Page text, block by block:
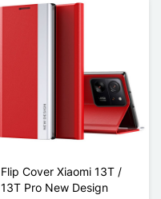
Flip Cover Xiaomi 13T /
13T Pro New Design